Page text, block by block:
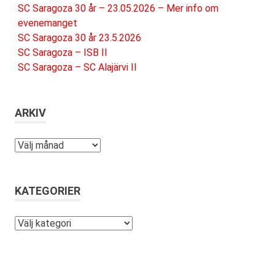
SC Saragoza 30 år – 23.05.2026 – Mer info om
evenemanget
SC Saragoza 30 år 23.5.2026
SC Saragoza – ISB II
SC Saragoza – SC Alajärvi II
ARKIV
Arkiv
KATEGORIER
Kategorier